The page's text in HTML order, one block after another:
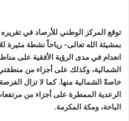
توقع المركز الوطني للأرصاد في
بمشيئة الله تعالى- رياحاً نشطة مثيرة
انعدام في مدى الرؤية الأفقية على
الشمالية، وكذلك على أجزاء من منطقتي
خاصةً الشمالية منها. كما لا تزال
الرعدية الممطرة على أجزاء من
الباحة، ومكة المكرمة.